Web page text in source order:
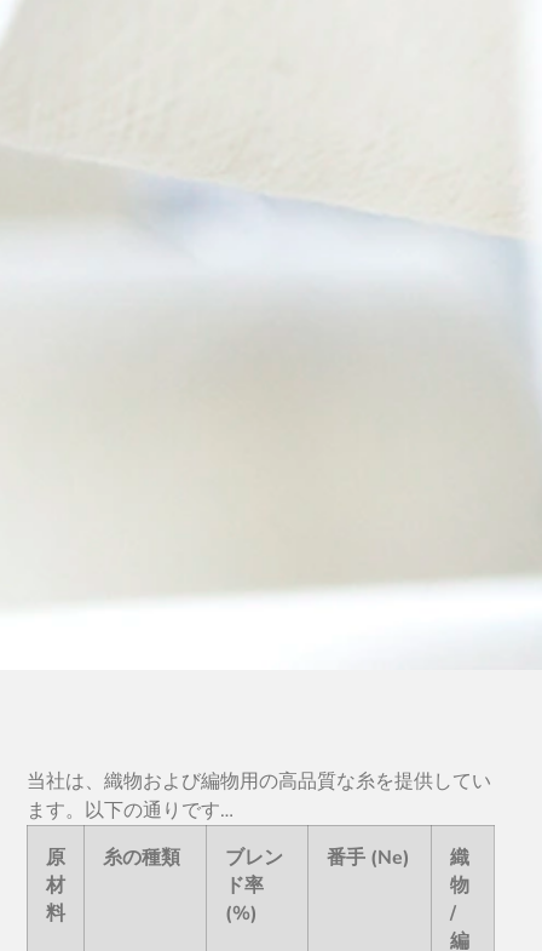
当社は、織物および編物用の高品質な糸を提供してい
ます。以下の通りです…
原
材
料
糸の種類
ブレン
ド率
(%)
番手 (Ne)
織
物
/
編